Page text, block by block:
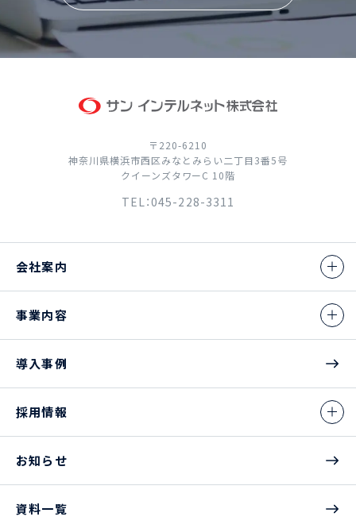
〒220-6210
神奈川県横浜市西区みなとみらい二丁目3番5号
クイーンズタワーC 10階
TEL：045-228-3311
会社案内
事業内容
導入事例
採用情報
お知らせ
資料一覧